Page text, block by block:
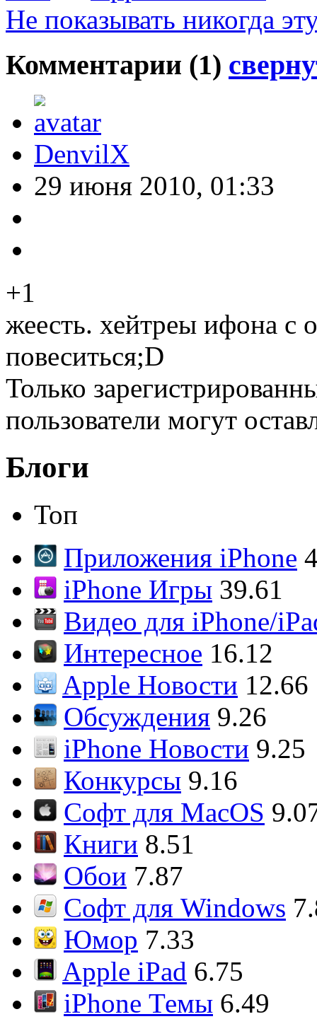
Не показывать никогда
Комментарии (1)
DenvilX
29 июня 2010, 01:33
+1
жеесть. хейтреы ифона с
повеситься;D
Только
пользователи могут
Блоги
Топ
Приложения iPhone
iPhone Игры 39.61
Видео для iPhone/
Интересное 16.12
Apple Новости 12.66
Обсуждения 9.26
iPhone Новости 9.25
Конкурсы 9.16
Софт для MacOS
Книги 8.51
Обои 7.87
Софт для Windows
Юмор 7.33
Apple iPad 6.75
iPhone Темы 6.49